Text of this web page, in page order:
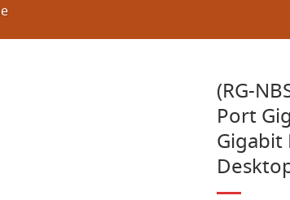
(RG-
Port
Gigabit